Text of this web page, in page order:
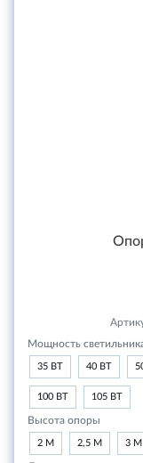
Мощность
35 ВТ 40 ВТ
100 ВТ 105 ВТ
Высота опоры
2 М 2,5 М 3 М